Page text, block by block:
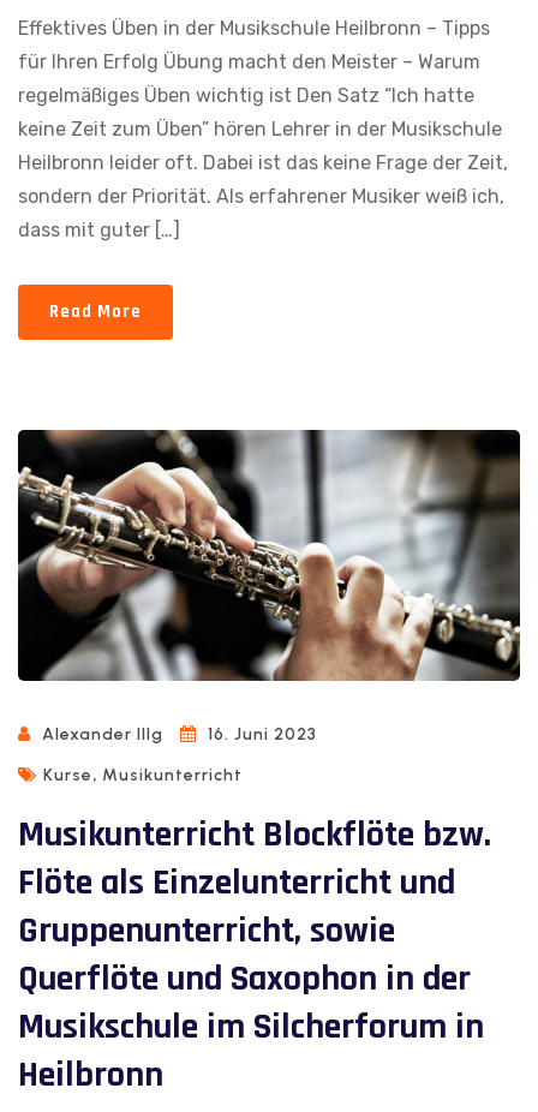
Effektives Üben in der Musikschule Heilbronn – Tipps
für Ihren Erfolg Übung macht den Meister – Warum
regelmäßiges Üben wichtig ist Den Satz “Ich hatte
keine Zeit zum Üben” hören Lehrer in der Musikschule
Heilbronn leider oft. Dabei ist das keine Frage der Zeit,
sondern der Priorität. Als erfahrener Musiker weiß ich,
dass mit guter […]
Read More
Alexander Illg
16. Juni 2023
Kurse, Musikunterricht
Musikunterricht Blockflöte bzw.
Flöte als Einzelunterricht und
Gruppenunterricht, sowie
Querflöte und Saxophon in der
Musikschule im Silcherforum in
Heilbronn